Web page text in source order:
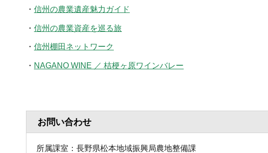
・ 信州の農業遺産魅力ガイド
・ 信州の農業資産を巡る旅
・ 信州棚田ネットワーク
・ NAGANO WINE ／ 桔梗ヶ原ワインバレー
お問い合わせ
所属課室：長野県松本地域振興局農地整備課